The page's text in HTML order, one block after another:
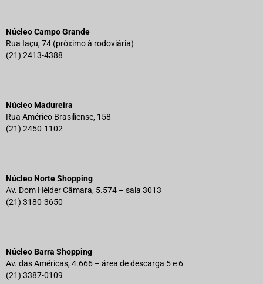
Núcleo Campo Grande
Rua Iaçu, 74 (próximo à rodoviária)
(21) 2413-4388
Núcleo Madureira
Rua Américo Brasiliense, 158
(21) 2450-1102
Núcleo Norte Shopping
Av. Dom Hélder Câmara, 5.574 – sala 3013
(21) 3180-3650
Núcleo Barra Shopping
Av. das Américas, 4.666 – área de descarga 5 e 6
(21) 3387-0109